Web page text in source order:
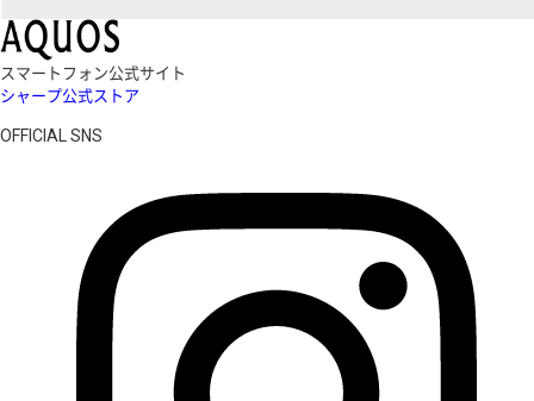
スマートフォン公式サイト
シャープ公式ストア
OFFICIAL SNS